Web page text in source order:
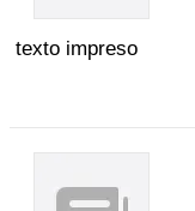
texto impreso